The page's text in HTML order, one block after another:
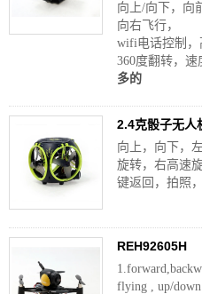
向上/向下，向
向右飞行，
wifi电话控制，
360度翻转，速
多的
2.4克骰子无人
向上，向下，
旋转，右高速
键返回，拍照
REH92605H
flying , up/